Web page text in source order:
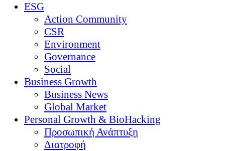
ESG
Action Community
CSR
Environment
Governance
Social
Business Growth
Business News
Global Market
Personal Growth & BioHacking
Προσωπική Ανάπτυξη
Διατροφή